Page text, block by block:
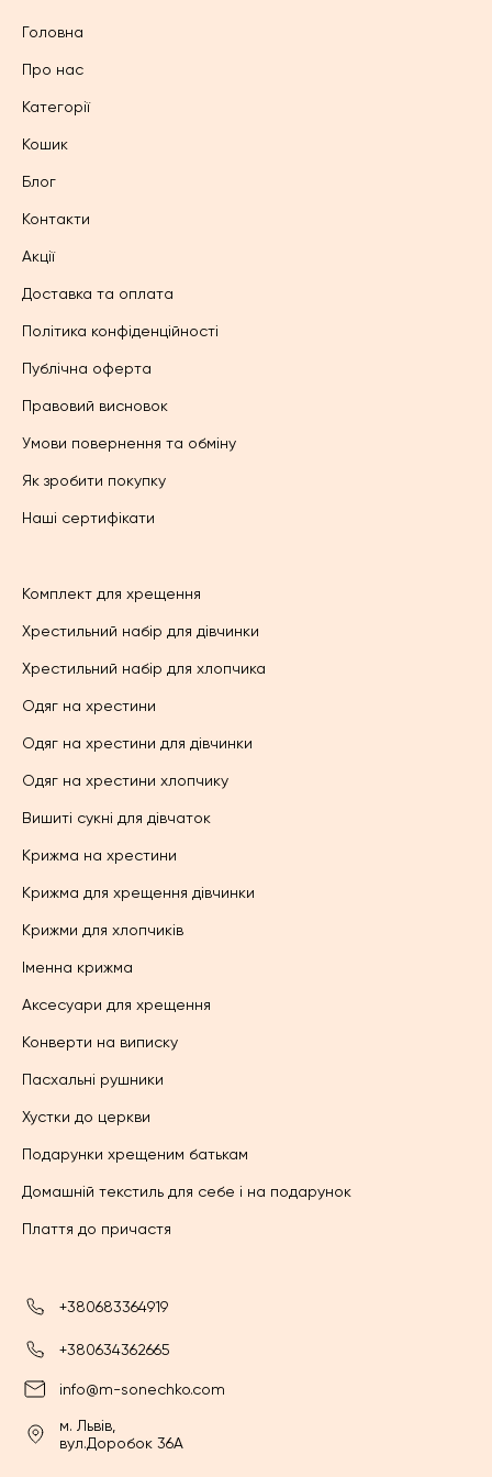
Головна
Про нас
Категорії
Кошик
Блог
Контакти
Акції
Доставка та оплата
Політика конфіденційності
Публічна оферта
Правовий висновок
Умови повернення та обміну
Як зробити покупку
Наші сертифікати
Комплект для хрещення
Хрестильний набір для дівчинки
Хрестильний набір для хлопчика
Одяг на хрестини
Одяг на хрестини для дівчинки
Одяг на хрестини хлопчику
Вишиті сукні для дівчаток
Крижма на хрестини
Крижма для хрещення дівчинки
Крижми для хлопчиків
Іменна крижма
Аксесуари для хрещення
Конверти на виписку
Пасхальні рушники
Хустки до церкви
Подарунки хрещеним батькам
Домашній текстиль для себе і на подарунок
Плаття до причастя
+380683364919
+380634362665
info@m-sonechko.com
м. Львів,
вул.Доробок 36А